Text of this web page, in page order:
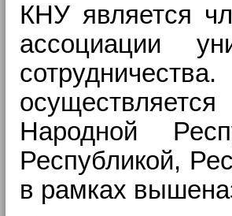
КНУ является
ассоциации
Народной
Республикой,
в рамках